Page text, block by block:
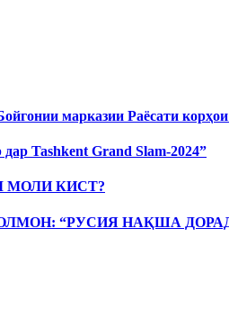
марказии Раёсати
Tashkent Grand Slam-2024”
МОЛИ КИСТ?
“РУСИЯ НАҚША